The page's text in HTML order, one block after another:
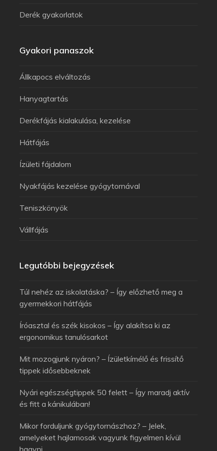
Derék gyakorlatok
Gyakori panaszok
Állkapocs elváltozás
Hanyagtartás
Derékfájás kialakulása, kezelése
Hátfájás
Ízületi fájdalom
Nyakfájás kezelése gyógytornával
Teniszkönyök
Vállfájás
Legutóbbi bejegyzések
Túl nehéz az iskolatáska? – Így előzhető meg a
gyermekkori hátfájás
Íróasztal és szék kisokos – Így alakítsa ki az
ergonomikus tanulósarkot
Mit mozogjunk nyáron? – Ízületkímélő és frissítő
tippek idősebbeknek
Nyári egészségtippek 50 felett – Így maradj aktív
és fitt a kánikulában!
Mikor forduljunk gyógytornászhoz? – Jelek,
amelyeket hajlamosak vagyunk figyelmen kívül
hagyni